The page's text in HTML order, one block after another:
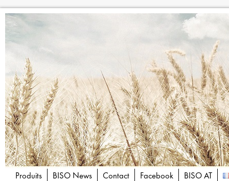
Produits BISO News Contact Facebook BISO AT